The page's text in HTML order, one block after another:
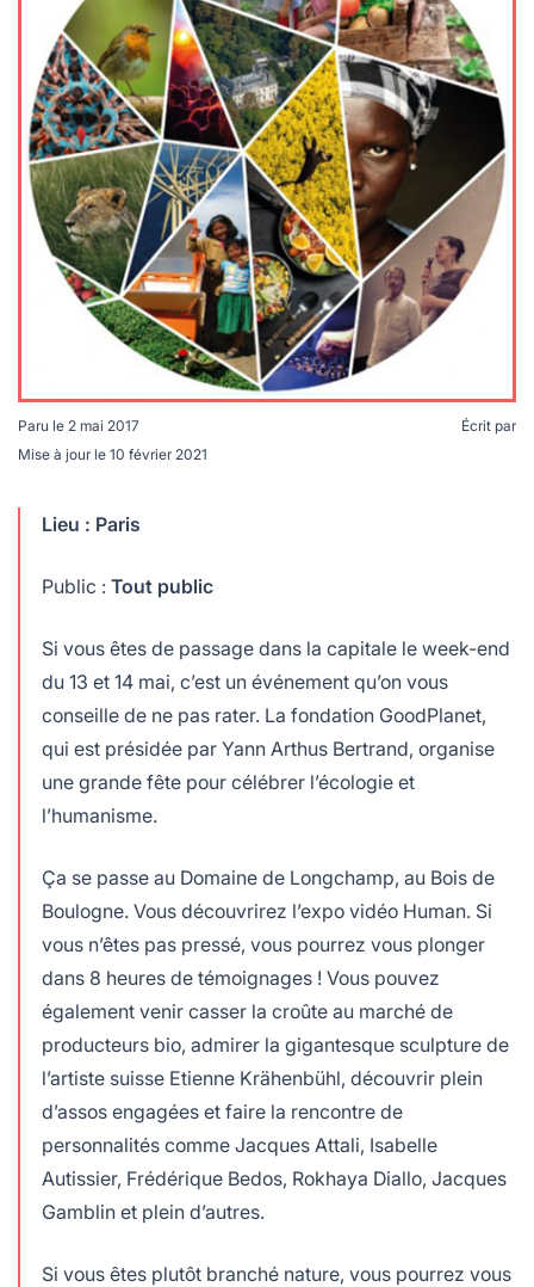
durables
douce
Paru le 2 mai 2017
Mise à jour le 10 février 2021
Écrit par
Lieu : Paris
Public : Tout public
Si vous êtes de passage dans la capitale le week-end
du 13 et 14 mai, c’est un événement qu’on vous
conseille de ne pas rater. La fondation GoodPlanet,
qui est présidée par Yann Arthus Bertrand, organise
une grande fête pour célébrer l’écologie et
l’humanisme.
Ça se passe au Domaine de Longchamp, au Bois de
Boulogne. Vous découvrirez l’expo vidéo Human. Si
vous n’êtes pas pressé, vous pourrez vous plonger
dans 8 heures de témoignages ! Vous pouvez
également venir casser la croûte au marché de
producteurs bio, admirer la gigantesque sculpture de
l’artiste suisse Etienne Krähenbühl, découvrir plein
d’assos engagées et faire la rencontre de
personnalités comme Jacques Attali, Isabelle
Autissier, Frédérique Bedos, Rokhaya Diallo, Jacques
Gamblin et plein d’autres.
Si vous êtes plutôt branché nature, vous pourrez vous